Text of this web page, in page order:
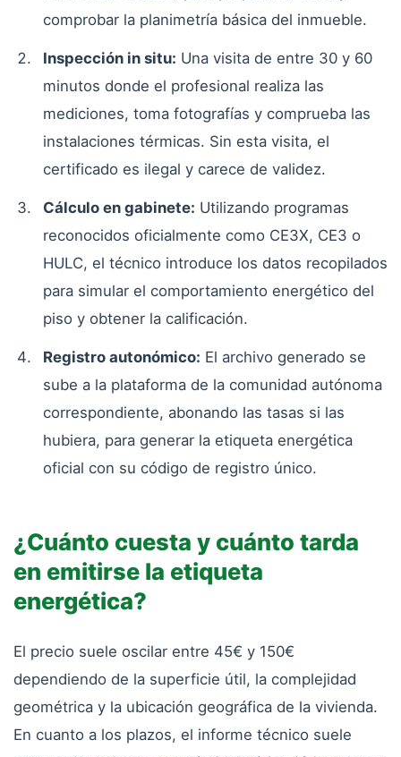
comprobar la planimetría básica del inmueble.
Inspección in situ: Una visita de entre 30 y 60
minutos donde el profesional realiza las
mediciones, toma fotografías y comprueba las
instalaciones térmicas. Sin esta visita, el
certificado es ilegal y carece de validez.
Cálculo en gabinete: Utilizando programas
reconocidos oficialmente como CE3X, CE3 o
HULC, el técnico introduce los datos recopilados
para simular el comportamiento energético del
piso y obtener la calificación.
Registro autonómico: El archivo generado se
sube a la plataforma de la comunidad autónoma
correspondiente, abonando las tasas si las
hubiera, para generar la etiqueta energética
oficial con su código de registro único.
¿Cuánto cuesta y cuánto tarda
en emitirse la etiqueta
energética?
El precio suele oscilar entre 45€ y 150€
dependiendo de la superficie útil, la complejidad
geométrica y la ubicación geográfica de la vivienda.
En cuanto a los plazos, el informe técnico suele